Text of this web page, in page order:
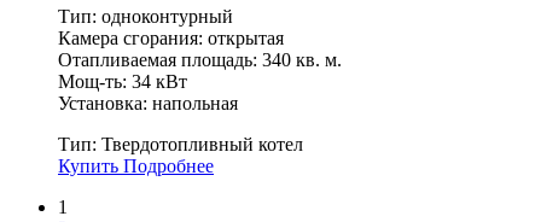
Тип: одноконтурный
Камера сгорания: открытая
Отапливаемая площадь: 340 кв. м.
Мощ-ть: 34 кВт
Установка: напольная
Тип: Твердотопливный котел
Купить Подробнее
1